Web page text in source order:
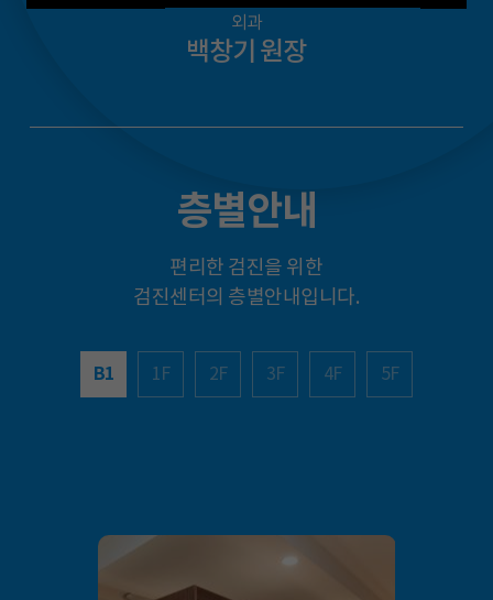
외과
백창기 원장
층별안내
편리한 검진을 위한
검진센터의 층별안내입니다.
B1 1F 2F 3F 4F 5F